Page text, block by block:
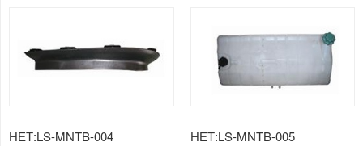
НЕТ:LS-MNTB-004
НЕТ:LS-MNTB-005